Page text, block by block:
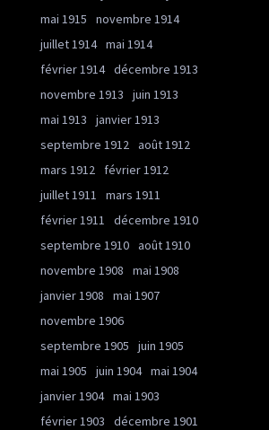
mai 1915
novembre 1914
juillet 1914 mai 1914
février 1914 décembre 1913
novembre 1913
juin 1913
mai 1913
janvier 1913
septembre 1912 août 1912
mars 1912
février 1912
juillet 1911
mars 1911
février 1911
décembre 1910
septembre 1910 août 1910
novembre 1908
mai 1908
janvier 1908
mai 1907
novembre 1906
septembre 1905
juin 1905
mai 1905
juin 1904 mai 1904
janvier 1904 mai 1903
février 1903
décembre 1901